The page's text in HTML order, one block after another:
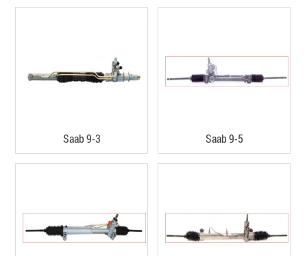
Saab 9-3 Saab 9-5